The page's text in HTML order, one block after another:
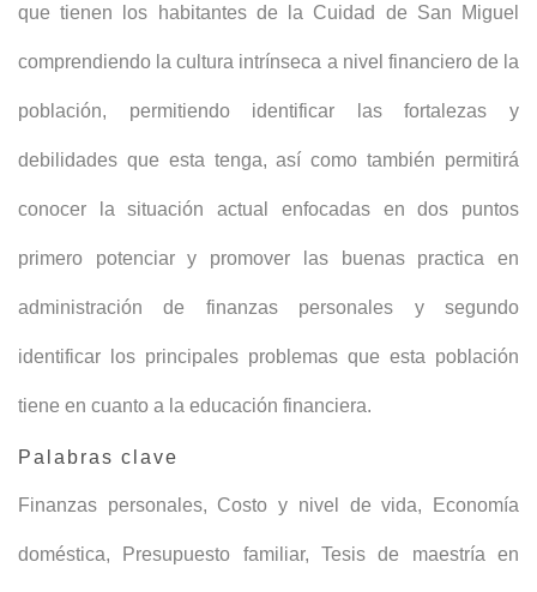
que tienen los habitantes de la Cuidad de San Miguel
comprendiendo la cultura intrínseca a nivel financiero de la
población, permitiendo identificar las fortalezas y
debilidades que esta tenga, así como también permitirá
conocer la situación actual enfocadas en dos puntos
primero potenciar y promover las buenas practica en
administración de finanzas personales y segundo
identificar los principales problemas que esta población
tiene en cuanto a la educación financiera.
Palabras clave
Finanzas personales, Costo y nivel de vida, Economía
doméstica, Presupuesto familiar, Tesis de maestría en